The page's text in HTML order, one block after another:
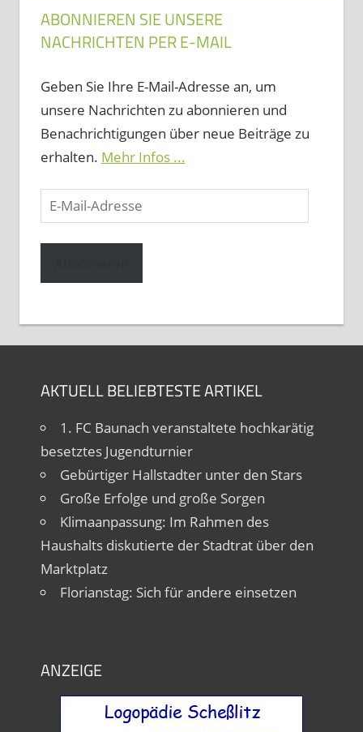
ABONNIEREN SIE UNSERE
NACHRICHTEN PER E-MAIL
Geben Sie Ihre E-Mail-Adresse an, um
unsere Nachrichten zu abonnieren und
Benachrichtigungen über neue Beiträge zu
erhalten. Mehr Infos ...
E-
Mail-
Adresse
AKTUELL BELIEBTESTE ARTIKEL
1. FC Baunach veranstaltete hochkarätig
besetztes Jugendturnier
Gebürtiger Hallstadter unter den Stars
Große Erfolge und große Sorgen
Klimaanpassung: Im Rahmen des
Haushalts diskutierte der Stadtrat über den
Marktplatz
Florianstag: Sich für andere einsetzen
ANZEIGE